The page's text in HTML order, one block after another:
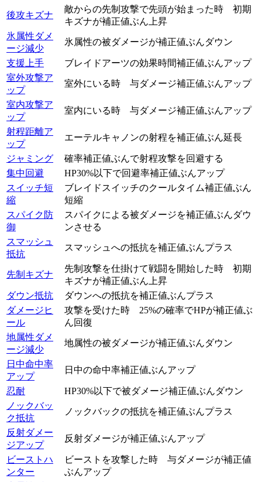
後攻キズナ
敵からの先制攻撃で先頭が始まった時 初期
キズナが補正値ぶん上昇
氷属性ダメ
ージ減少
氷属性の被ダメージが補正値ぶんダウン
支援上手
ブレイドアーツの効果時間補正値ぶんアップ
室外攻撃ア
ップ
室外にいる時 与ダメージ補正値ぶんアップ
室内攻撃ア
ップ
室内にいる時 与ダメージ補正値ぶんアップ
射程距離ア
ップ
エーテルキャノンの射程を補正値ぶん延長
ジャミング
確率補正値ぶんで射程攻撃を回避する
集中回避
HP30%以下で回避率補正値ぶんアップ
スイッチ短
縮
ブレイドスイッチのクールタイム補正値ぶん
短縮
スパイク防
御
スパイクによる被ダメージを補正値ぶんダウ
ンさせる
スマッシュ
抵抗
スマッシュへの抵抗を補正値ぶんプラス
先制キズナ
先制攻撃を仕掛けて戦闘を開始した時 初期
キズナが補正値ぶん上昇
ダウン抵抗
ダウンへの抵抗を補正値ぶんプラス
ダメージヒ
ール
攻撃を受けた時 25%の確率でHPが補正値ぶ
ん回復
地属性ダメ
ージ減少
地属性の被ダメージが補正値ぶんダウン
日中命中率
アップ
日中の命中率補正値ぶんアップ
忍耐
HP30%以下で被ダメージ補正値ぶんダウン
ノックバッ
ク抵抗
ノックバックの抵抗を補正値ぶんプラス
反射ダメー
ジアップ
反射ダメージが補正値ぶんアップ
ビーストハ
ンター
ビーストを攻撃した時 与ダメージが補正値
ぶんアップ